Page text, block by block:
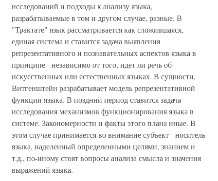
исследований и подходы к анализу языка,
разрабатываемые в том и другом случае, разные. В
"Трактате" язык рассматривается как сложившаяся,
единая система и ставится задача выявления
репрезентативного и познавательных аспектов языка в
принципе - независимо от того, идет ли речь об
искусственных или естественных языках. В сущности,
Витгенштейн разрабатывает модель репрезентативной
функции языка. В поздний период ставится задача
исследования механизмов функционирования языка в
системе. Закономерности и факты этого плана иные. В
этом случае принимается во внимание субъект - носитель
языка, наделенный определенными целями, знанием и
т.д., по-иному стоят вопросы анализа смысла и значения
выражений языка.